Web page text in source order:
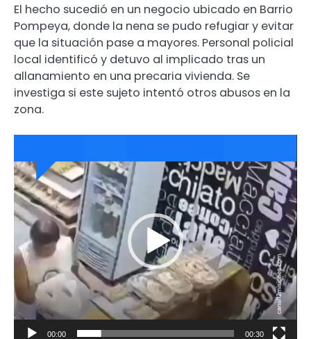
El hecho sucedió en un negocio ubicado en Barrio
Pompeya, donde la nena se pudo refugiar y evitar
que la situación pase a mayores. Personal policial
local identificó y detuvo al implicado tras un
allanamiento en una precaria vivienda. Se
investiga si este sujeto intentó otros abusos en la
zona.
de
video
00:00 00:30